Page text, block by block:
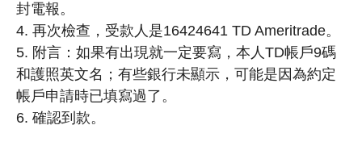
封電報。
4. 再次檢查，受款人是16424641 TD Ameritrade。
5. 附言：如果有出現就一定要寫，本人TD帳戶9碼
和護照英文名；有些銀行未顯示，可能是因為約定
帳戶申請時已填寫過了。
6. 確認到款。